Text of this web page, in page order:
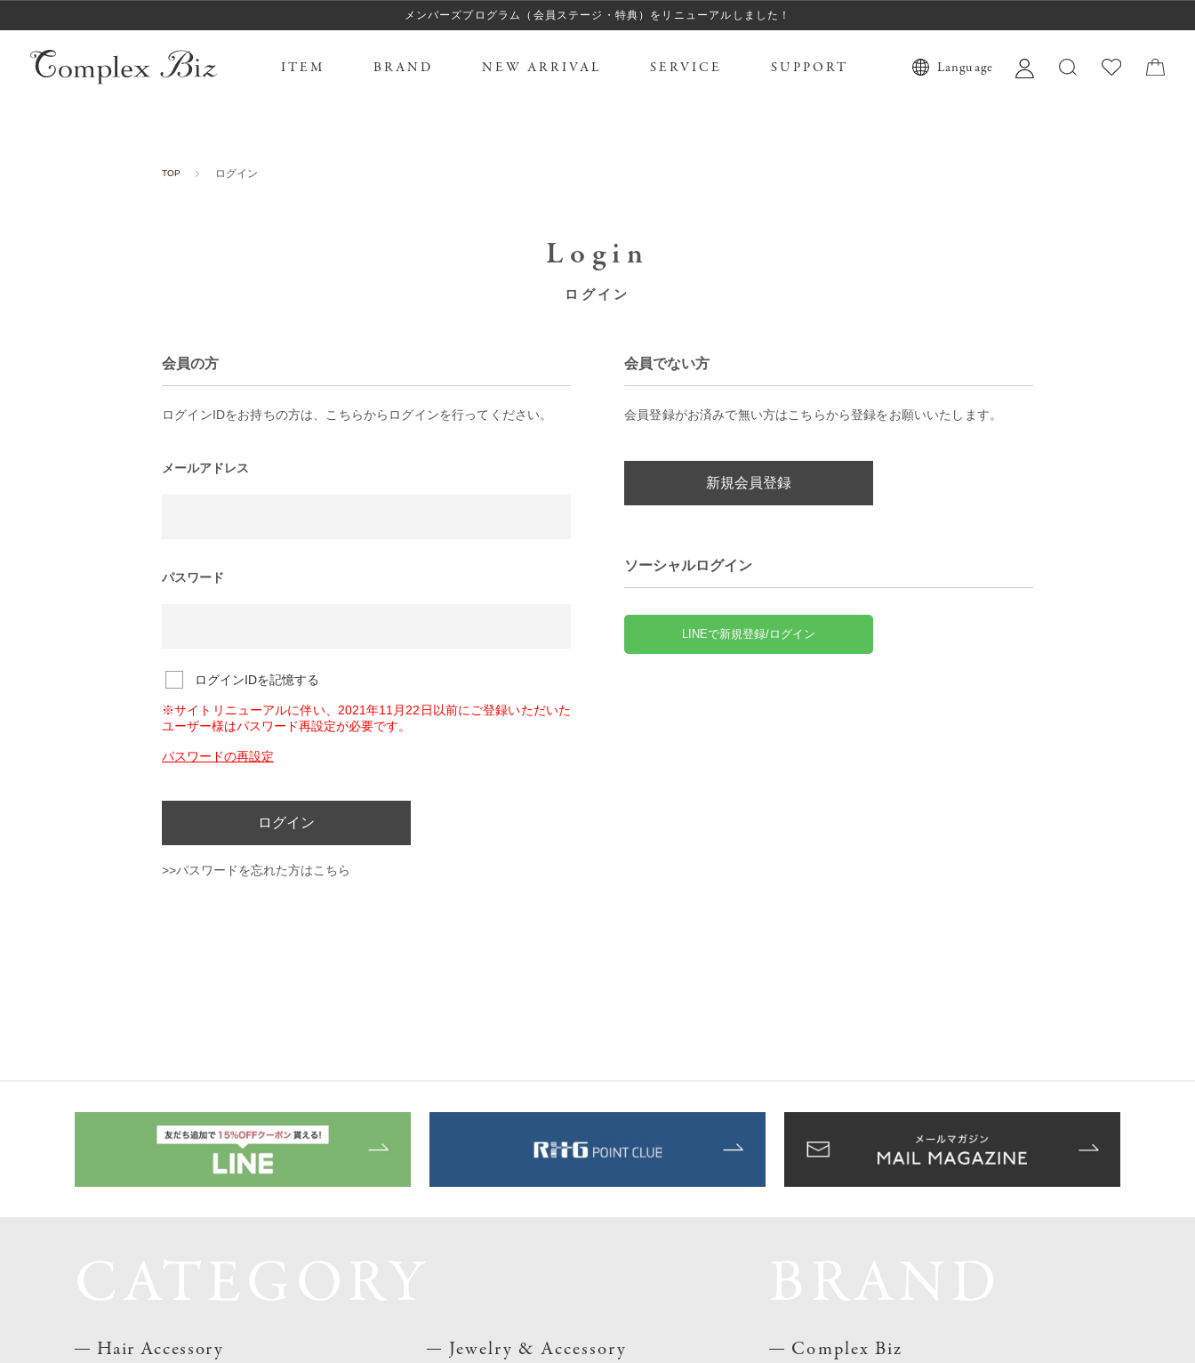
メンバーズプログラム（会員ステージ・特典）をリニューアルしました！
ITEM BRAND NEW ARRIVAL SERVICE SUPPORT Language
TOP ログイン
Login
ログイン
会員の方
ログインIDをお持ちの方は、こちらからログインを行ってください。
メールアドレス
パスワード
ログインIDを記憶する
※サイトリニューアルに伴い、2021年11月22日以前にご登録いただいた
ユーザー様はパスワード再設定が必要です。
パスワードの再設定
ログイン
>>パスワードを忘れた方はこちら
会員でない方
会員登録がお済みで無い方はこちらから登録をお願いいたします。
新規会員登録
ソーシャルログイン
LINEで新規登録/ログイン
Hair Accessory
Jewelry & Accessory
Complex Biz